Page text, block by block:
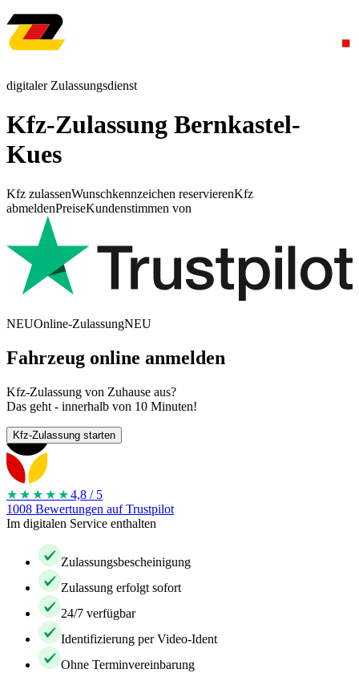
digitaler Zulassungsdienst
Kfz-Zulassung Bernkastel-
Kues
Kfz zulassenWunschkennzeichen reservierenKfz
abmeldenPreiseKundenstimmen von
NEUOnline-ZulassungNEU
Fahrzeug online anmelden
Kfz-Zulassung von Zuhause aus?
Das geht - innerhalb von 10 Minuten!
Kfz-Zulassung starten
★★★★ ★4,8 / 5
1008 Bewertungen auf Trustpilot
Im digitalen Service enthalten
Zulassungsbescheinigung
Zulassung erfolgt sofort
24/7 verfügbar
Identifizierung per Video-Ident
Ohne Terminvereinbarung